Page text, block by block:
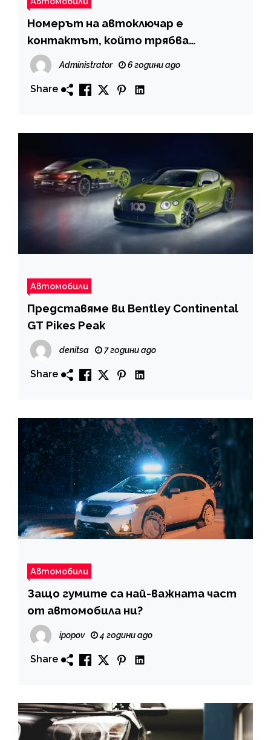
Номерът на автоключар е
контактът, който трябва
непременно да имате в телефона
си
Administrator 6 години ago
Share
Автомобили
Представяме ви Bentley Continental
GT Pikes Peak
denitsa 7 години ago
Share
Автомобили
Защо гумите са най-важната част
от автомобила ни?
ipopov 4 години ago
Share